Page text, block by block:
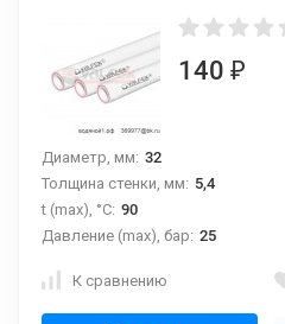
140 ₽
Диаметр, мм: 32
Толщина стенки, мм: 5,4
t (max), °С: 90
Давление (max), бар: 25
К сравнению